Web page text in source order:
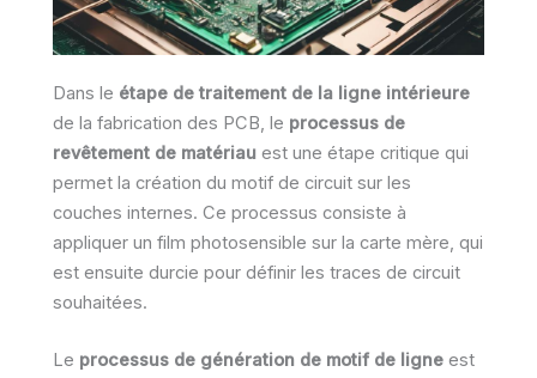
Dans le étape de traitement de la ligne intérieure
de la fabrication des PCB, le processus de
revêtement de matériau est une étape critique qui
permet la création du motif de circuit sur les
couches internes. Ce processus consiste à
appliquer un film photosensible sur la carte mère, qui
est ensuite durcie pour définir les traces de circuit
souhaitées.
Le processus de génération de motif de ligne est